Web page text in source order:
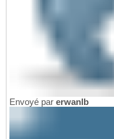
Envoyé par erwanlb